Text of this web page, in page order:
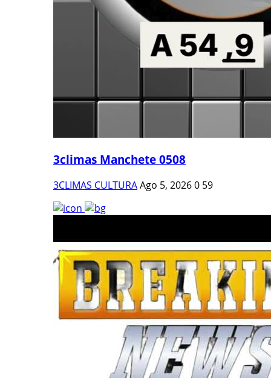
3climas Manchete 0508
3CLIMAS CULTURAAgo 5, 20260 59